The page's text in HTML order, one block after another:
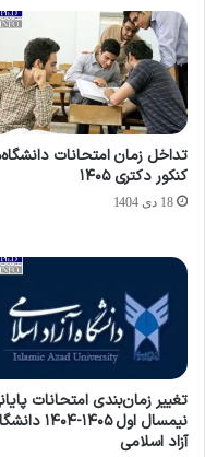
تداخل زمان امتحانات
کنکور دکتری ۱۴۰۵
18 دی 1404
تغییر زمان‌بندی امتحانات
نیمسال اول ۱۴۰۵-۱۴۰۴
آزاد اسلامی